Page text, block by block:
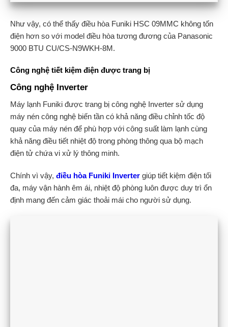
Như vậy, có thể thấy điều hòa Funiki HSC 09MMC không tốn
điện hơn so với model điều hòa tương đương của Panasonic
9000 BTU CU/CS-N9WKH-8M.
Công nghệ tiết kiệm điện được trang bị
Công nghệ Inverter
Máy lạnh Funiki được trang bị công nghệ Inverter sử dụng
máy nén công nghệ biến tần có khả năng điều chỉnh tốc độ
quay của máy nén để phù hợp với công suất làm lạnh cùng
khả năng điều tiết nhiệt độ trong phòng thông qua bộ mạch
điện tử chứa vi xử lý thông minh.
Chính vì vậy, điều hòa Funiki Inverter giúp tiết kiệm điện tối
đa, máy vận hành êm ái, nhiệt độ phòng luôn được duy trì ổn
định mang đến cảm giác thoải mái cho người sử dụng.